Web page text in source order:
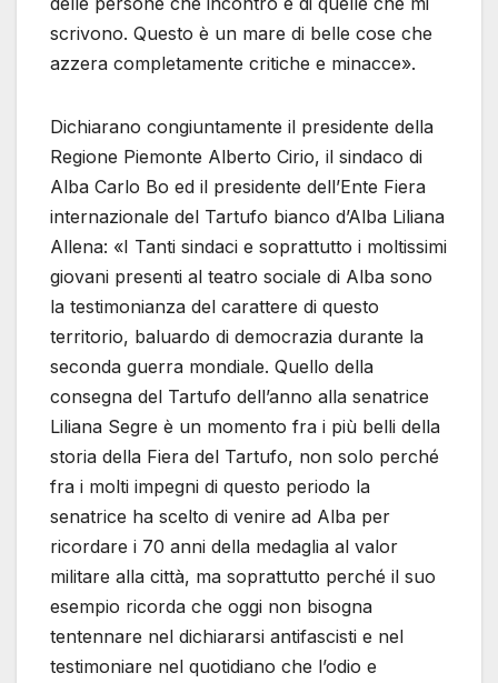
scrivono. Questo è un mare di belle cose che
azzera completamente critiche e minacce».
Dichiarano congiuntamente il presidente della
Regione Piemonte Alberto Cirio, il sindaco di
Alba Carlo Bo ed il presidente dell’Ente Fiera
internazionale del Tartufo bianco d’Alba Liliana
Allena: «I Tanti sindaci e soprattutto i moltissimi
giovani presenti al teatro sociale di Alba sono
la testimonianza del carattere di questo
territorio, baluardo di democrazia durante la
seconda guerra mondiale. Quello della
consegna del Tartufo dell’anno alla senatrice
Liliana Segre è un momento fra i più belli della
storia della Fiera del Tartufo, non solo perché
fra i molti impegni di questo periodo la
senatrice ha scelto di venire ad Alba per
ricordare i 70 anni della medaglia al valor
militare alla città, ma soprattutto perché il suo
esempio ricorda che oggi non bisogna
tentennare nel dichiararsi antifascisti e nel
testimoniare nel quotidiano che l’odio e